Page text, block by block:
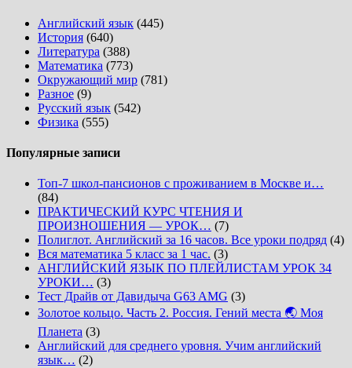
Английский язык (445)
История (640)
Литература (388)
Математика (773)
Окружающий мир (781)
Разное (9)
Русский язык (542)
Физика (555)
Популярные записи
Топ-7 школ-пансионов с проживанием в Москве и…
(84)
ПРАКТИЧЕСКИЙ КУРС ЧТЕНИЯ И
ПРОИЗНОШЕНИЯ — УРОК… (7)
Полиглот. Английский за 16 часов. Все уроки подряд (4)
Вся математика 5 класс за 1 час. (3)
АНГЛИЙСКИЙ ЯЗЫК ПО ПЛЕЙЛИСТАМ УРОК 34
УРОКИ… (3)
Тест Драйв от Давидыча G63 AMG (3)
Золотое кольцо. Часть 2. Россия. Гений места 🌏 Моя
Планета (3)
Английский для среднего уровня. Учим английский
язык… (2)